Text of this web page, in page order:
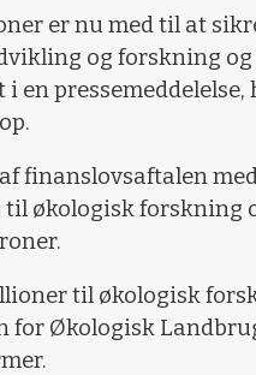
er nu med til at
og forskning
en pressemeddelelse,
finanslovsaftalen
til økologisk forskning
til økologisk
for Økologisk